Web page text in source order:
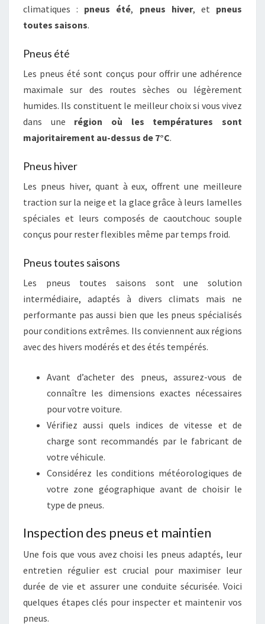
climatiques : pneus été, pneus hiver, et pneus
toutes saisons.
Pneus été
Les pneus été sont conçus pour offrir une adhérence
maximale sur des routes sèches ou légèrement
humides. Ils constituent le meilleur choix si vous vivez
dans une région où les températures sont
majoritairement au-dessus de 7°C.
Pneus hiver
Les pneus hiver, quant à eux, offrent une meilleure
traction sur la neige et la glace grâce à leurs lamelles
spéciales et leurs composés de caoutchouc souple
conçus pour rester flexibles même par temps froid.
Pneus toutes saisons
Les pneus toutes saisons sont une solution
intermédiaire, adaptés à divers climats mais ne
performante pas aussi bien que les pneus spécialisés
pour conditions extrêmes. Ils conviennent aux régions
avec des hivers modérés et des étés tempérés.
Avant d’acheter des pneus, assurez-vous de
connaître les dimensions exactes nécessaires
pour votre voiture.
Vérifiez aussi quels indices de vitesse et de
charge sont recommandés par le fabricant de
votre véhicule.
Considérez les conditions météorologiques de
votre zone géographique avant de choisir le
type de pneus.
Inspection des pneus et maintien
Une fois que vous avez choisi les pneus adaptés, leur
entretien régulier est crucial pour maximiser leur
durée de vie et assurer une conduite sécurisée. Voici
quelques étapes clés pour inspecter et maintenir vos
pneus.